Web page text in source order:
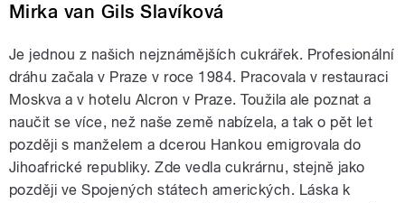
Mirka van Gils Slavíková
Je jednou z našich nejznámějších cukrářek. Profesionální
dráhu začala v Praze v roce 1984. Pracovala v restauraci
Moskva a v hotelu Alcron v Praze. Toužila ale poznat a
naučit se více, než naše země nabízela, a tak o pět let
později s manželem a dcerou Hankou emigrovala do
Jihoafrické republiky. Zde vedla cukrárnu, stejně jako
později ve Spojených státech amerických. Láska k